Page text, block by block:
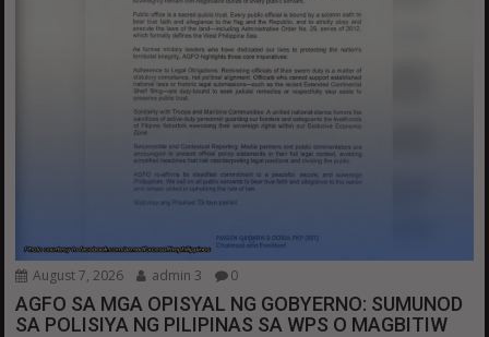
August 7, 2026 admin 3 0
AGFO SA MGA OPISYAL NG GOBYERNO: SUMUNOD
SA POLISIYA NG PILIPINAS SA WPS O MAGBITIW